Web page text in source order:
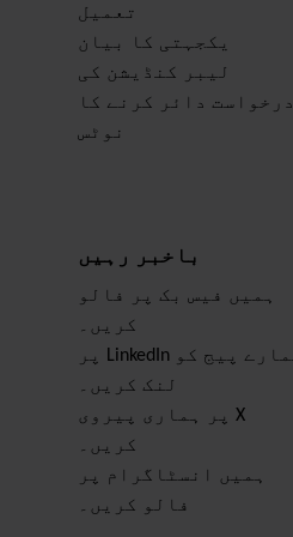
تعمیل
یکجہتی کا بیان
لیبر کنڈیشن کی
درخواست دائر کرنے کا
نوٹس
باخبر رہیں
ہمیں فیس بک پر فالو
کریں۔
ہمارے پیج کو LinkedIn پر
لنک کریں۔
X پر ہماری پیروی
کریں۔
ہمیں انسٹاگرام پر
فالو کریں۔